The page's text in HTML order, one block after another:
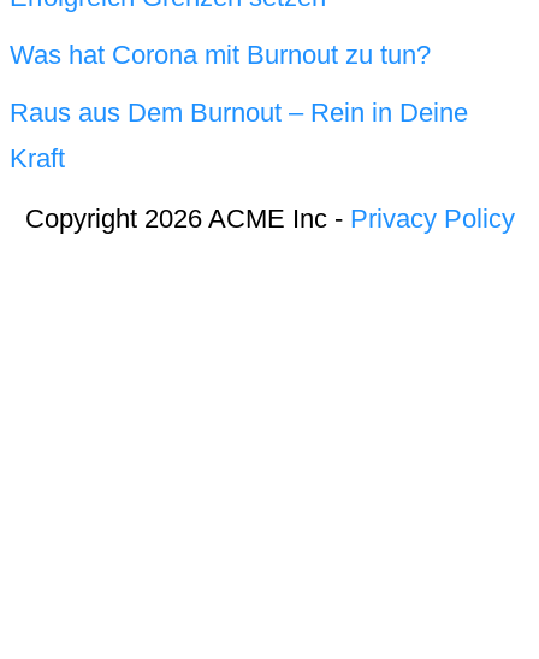
Was hat Corona mit Burnout zu tun?
Raus aus Dem Burnout – Rein in Deine
Kraft
Copyright 2026 ACME Inc - Privacy Policy